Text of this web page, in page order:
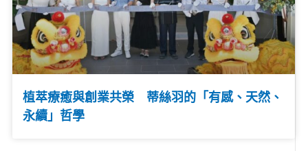
植萃療癒與創業共榮 蒂絲羽的「有感、天然、
永續」哲學